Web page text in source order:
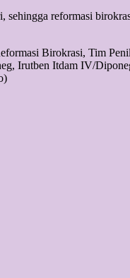
sehingga reformasi
Birokrasi, Tim
Irutben Itdam IV/